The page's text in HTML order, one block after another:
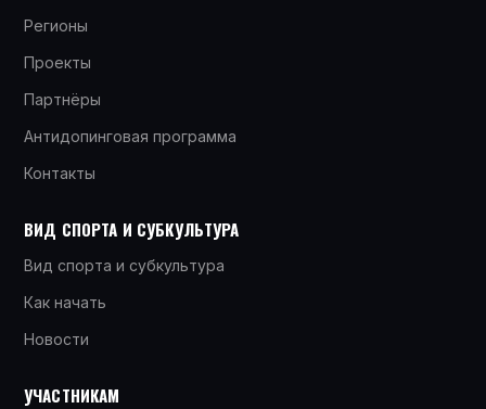
Регионы
Проекты
Партнёры
Антидопинговая программа
Контакты
ВИД СПОРТА И СУБКУЛЬТУРА
Вид спорта и субкультура
Как начать
Новости
УЧАСТНИКАМ